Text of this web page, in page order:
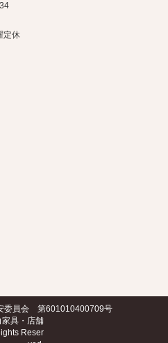
定休
委員会 第601010400709号
具・店舗
Reser